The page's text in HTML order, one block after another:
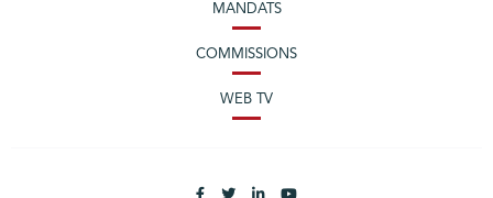
MANDATS
COMMISSIONS
WEB TV